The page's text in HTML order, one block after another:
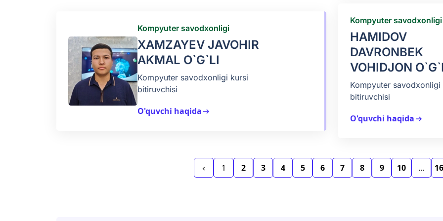
Kompyuter savodxonligi
XAMZAYEV JAVOHIR
AKMAL O`G`LI
Kompyuter savodxonligi kursi
bitiruvchisi
O'quvchi haqidaarrow_right_alt
Kompyuter savodxonligi
HAMIDOV
DAVRONBEK
VOHIDJON
Kompyuter savodxonligi
bitiruvchisi
O'quvchi haqidaarrow_right_alt
chevron_left 1 2 3 4 5 6 7 8 9 10 ...